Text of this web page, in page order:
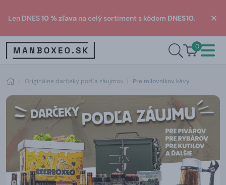
Len DNES10 % zľava na celý sortiment s kódom DNES10.
0
| Originálne darčeky podľa záujmov | Pre milovníkov kávy